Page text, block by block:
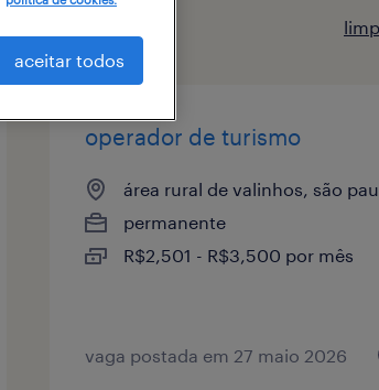
operador de turismo
área rural de valinhos, são
permanente
R$2,501 - R$3,500 por mês
vaga postada em 27 maio 2026
aceitar todos